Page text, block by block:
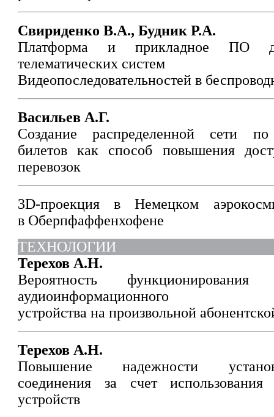
Свириденко В.А., Будник Р.А.
Платформа и прикладное ПО
телематических систем
Видеопоследовательностей в
Васильев А.Г.
Создание распределенной сети
билетов как способ повышения
перевозок
3D-проекция в Немецком
в Оберпфаффенхофене
ТЕХНОЛОГИИ
Терехов А.Н.
Вероятность
аудиоинформационного
устройства на произвольной
Терехов А.Н.
Повышение надежности
соединения за счет использования
устройств